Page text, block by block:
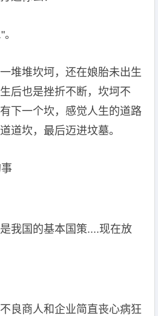
堆堆坎坷，还在娘胎未出生
后也是挫折不断，坎坷不
下一个坎，感觉人生的道路
道坎，最后迈进坟墓。
我国的基本国策....现在放
良商人和企业简直丧心病狂